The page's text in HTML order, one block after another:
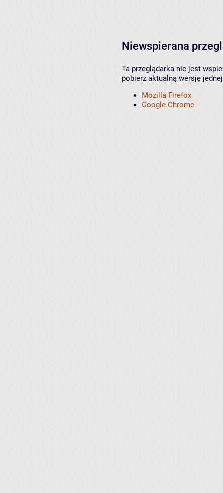
Niewspierana
Ta przeglądarka nie jest
pobierz aktualną wersję
Mozilla Firefox
Google Chrome